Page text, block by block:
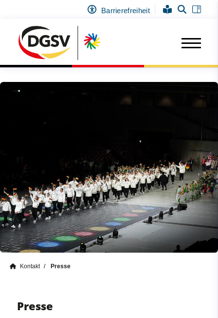
Barrierefreiheit
Kontakt Presse
Presse